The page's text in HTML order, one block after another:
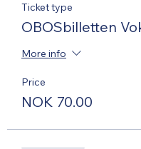
Ticket type
OBOSbilletten
More info
Price
NOK 70.00